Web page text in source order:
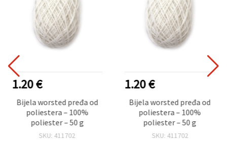
1.20 €
Bijela worsted pređa od
poliestera – 100%
poliester – 50 g
SKU: 411702
1.20 €
Bijela worsted pređa od
poliestera – 100%
poliester – 50 g
SKU: 411702